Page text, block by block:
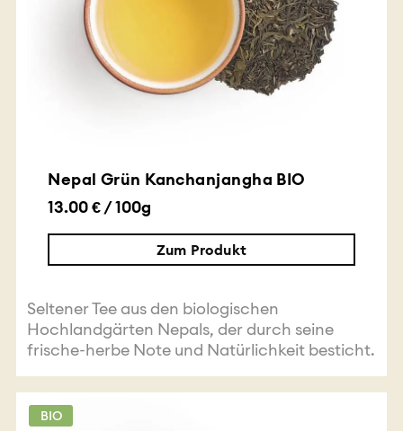
Nepal Grün Kanchanjangha BIO
13.00 € / 100g
Zum Produkt
Seltener Tee aus den biologischen
Hochlandgärten Nepals, der durch seine
frische-herbe Note und Natürlichkeit besticht.
BIO